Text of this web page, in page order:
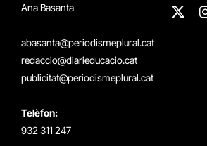
Ana Basanta
abasanta@periodismeplural.cat
redaccio@diarieducacio.cat
publicitat@periodismeplural.cat
Telèfon:
932 311 247
X